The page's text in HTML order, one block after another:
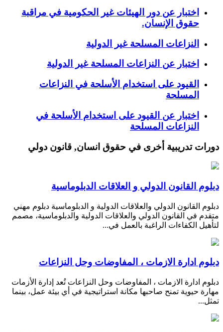
اختبار عن دور الهيئات غير الحكومية في مراقبة
حقوق الإنسان.
النزاعات المسلحة غير الدولية
اختبار عن النزاعات المسلحة غير الدولية
القيود على استخدام الأسلحة في النزاعات
المسلحة
اختبار عن القيود على استخدام الأسلحة في
النزاعات المسلحة
دورات تدريبية أخرى في حقوق انسان, قانون دولي
دبلوم القانون الدولي و العلاقات الدبلوماسية
دبلوم القانون الدولي والعلاقات الدولية و الدبلوماسية دبلوم مهني
متقدم في القانون الدولي والعلاقات الدولية والدبلوماسية، مصمم
لتأهيل الكفاءات الراغبة بالعمل في...
دبلوم ادارة الازمات ، المفاوضات وحل النزاعات
دبلوم ادارة الازمات ، المفاوضات وحل النزاعات تُعد إدارة الأزمات
مهارة حيوية تمنح صاحبها مكانة استراتيجية في أي بيئة عمل، بينما
تمثل...